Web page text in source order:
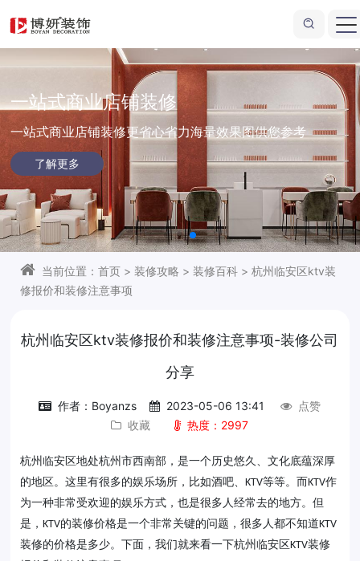
一站式商业店铺装修
一站式商业店铺装修更省心省力海量效果图供您参考
了解更多
当前位置：首页 > 装修攻略 > 装修百科 >杭州临安区ktv装
修报价和装修注意事项
杭州临安区ktv装修报价和装修注意事项-装修公司
分享
作者：Boyanzs 2023-05-06 13:41
点赞
收藏
热度：2997
杭州临安区地处杭州市西南部，是一个历史悠久、文化底蕴深厚
的地区。这里有很多的娱乐场所，比如酒吧、KTV等等。而KTV作
为一种非常受欢迎的娱乐方式，也是很多人经常去的地方。但
是，KTV的装修价格是一个非常关键的问题，很多人都不知道KTV
装修的价格是多少。下面，我们就来看一下杭州临安区KTV装修